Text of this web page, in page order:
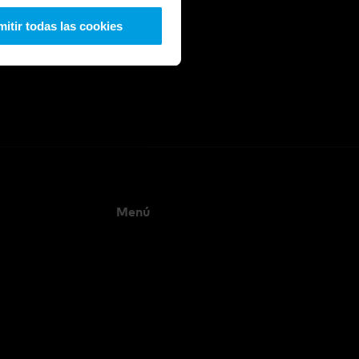
todas las cookies
Menú